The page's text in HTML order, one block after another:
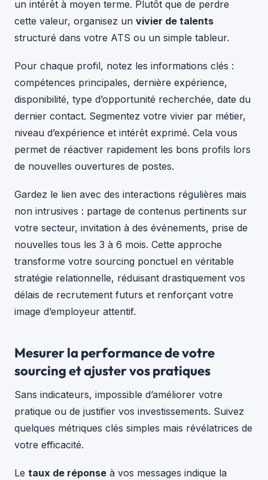
un intérêt à moyen terme. Plutôt que de perdre
cette valeur, organisez un vivier de talents
structuré dans votre ATS ou un simple tableur.
Pour chaque profil, notez les informations clés :
compétences principales, dernière expérience,
disponibilité, type d’opportunité recherchée, date du
dernier contact. Segmentez votre vivier par métier,
niveau d’expérience et intérêt exprimé. Cela vous
permet de réactiver rapidement les bons profils lors
de nouvelles ouvertures de postes.
Gardez le lien avec des interactions régulières mais
non intrusives : partage de contenus pertinents sur
votre secteur, invitation à des événements, prise de
nouvelles tous les 3 à 6 mois. Cette approche
transforme votre sourcing ponctuel en véritable
stratégie relationnelle, réduisant drastiquement vos
délais de recrutement futurs et renforçant votre
image d’employeur attentif.
Mesurer la performance de votre
sourcing et ajuster vos pratiques
Sans indicateurs, impossible d’améliorer votre
pratique ou de justifier vos investissements. Suivez
quelques métriques clés simples mais révélatrices de
votre efficacité.
Le taux de réponse à vos messages indique la